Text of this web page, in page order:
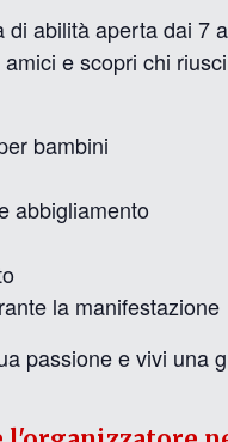
di abilità aperta dai 7
e scopri chi
bambini
abbigliamento
la manifestazione
passione e vivi una